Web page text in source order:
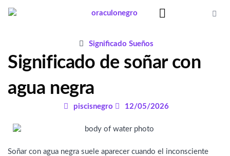
Significado Sueños
Significado de soñar con
agua negra
piscisnegro 12/05/2026
Soñar con agua negra suele aparecer cuando el inconsciente